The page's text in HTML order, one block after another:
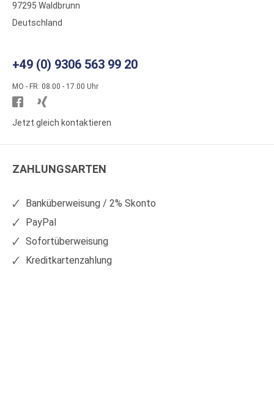
97295 Waldbrunn
Deutschland
+49 (0) 9306 563 99 20
MO - FR: 08.00 - 17.00 Uhr
Besuchen
Sie
auf
Sie
auf
Jetzt gleich kontaktieren
ZAHLUNGSARTEN
Banküberweisung / 2% Skonto
PayPal
Sofortüberweisung
Kreditkartenzahlung